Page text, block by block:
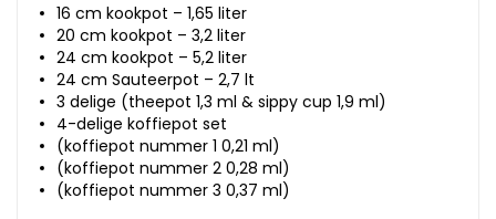
16 cm kookpot – 1,65 liter
20 cm kookpot – 3,2 liter
24 cm kookpot – 5,2 liter
24 cm Sauteerpot – 2,7 lt
3 delige (theepot 1,3 ml & sippy cup 1,9 ml)
4-delige koffiepot set
(koffiepot nummer 1 0,21 ml)
(koffiepot nummer 2 0,28 ml)
(koffiepot nummer 3 0,37 ml)